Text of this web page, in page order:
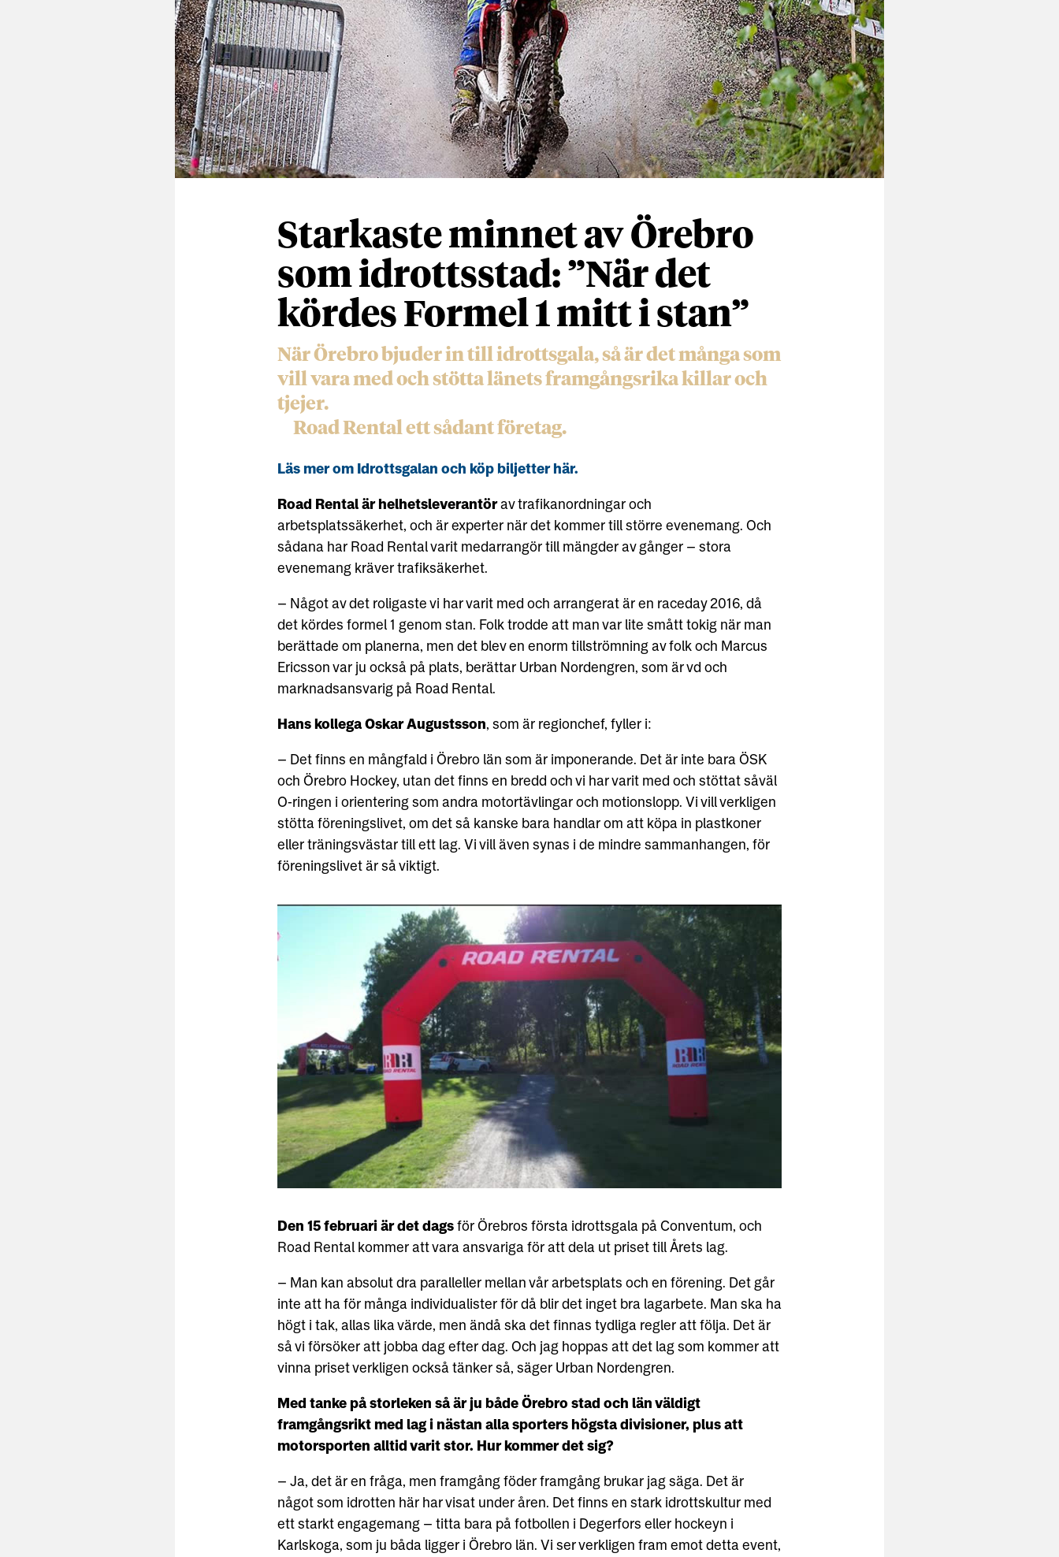
Starkaste minnet av Örebro
som idrottsstad: ”När det
kördes Formel 1 mitt i stan”
När Örebro bjuder in till idrottsgala, så är det många som
vill vara med och stötta länets framgångsrika killar och
tjejer.
Road Rental ett sådant företag.
Läs mer om Idrottsgalan och köp biljetter här.
Road Rental är helhetsleverantörav trafikanordningar och
arbetsplatssäkerhet, och är experter när det kommer till större evenemang. Och
sådana har Road Rental varit medarrangör till mängder av gånger – stora
evenemang kräver trafiksäkerhet.
– Något av det roligaste vi har varit med och arrangerat är en raceday 2016, då
det kördes formel 1 genom stan. Folk trodde att man var lite smått tokig när man
berättade om planerna, men det blev en enorm tillströmning av folk och Marcus
Ericsson var ju också på plats, berättar Urban Nordengren, som är vd och
marknadsansvarig på Road Rental.
Hans kollega Oskar Augustsson, som är regionchef, fyller i:
– Det finns en mångfald i Örebro län som är imponerande. Det är inte bara ÖSK
och Örebro Hockey, utan det finns en bredd och vi har varit med och stöttat såväl
O-ringen i orientering som andra motortävlingar och motionslopp. Vi vill verkligen
stötta föreningslivet, om det så kanske bara handlar om att köpa in plastkoner
eller träningsvästar till ett lag. Vi vill även synas i de mindre sammanhangen, för
föreningslivet är så viktigt.
Den 15 februari är det dagsför Örebros första idrottsgala på Conventum, och
Road Rental kommer att vara ansvariga för att dela ut priset till Årets lag.
– Man kan absolut dra paralleller mellan vår arbetsplats och en förening. Det går
inte att ha för många individualister för då blir det inget bra lagarbete. Man ska ha
högt i tak, allas lika värde, men ändå ska det finnas tydliga regler att följa. Det är
så vi försöker att jobba dag efter dag. Och jag hoppas att det lag som kommer att
vinna priset verkligen också tänker så, säger Urban Nordengren.
Med tanke på storleken så är ju både Örebro stad och län väldigt
framgångsrikt med lag i nästan alla sporters högsta divisioner, plus att
motorsporten alltid varit stor. Hur kommer det sig?
– Ja, det är en fråga, men framgång föder framgång brukar jag säga. Det är
något som idrotten här har visat under åren. Det finns en stark idrottskultur med
ett starkt engagemang – titta bara på fotbollen i Degerfors eller hockeyn i
Karlskoga, som ju båda ligger i Örebro län. Vi ser verkligen fram emot detta event,